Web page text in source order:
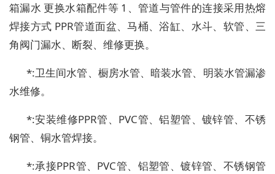
箱漏水 更换水箱配件等 1、管道与管件的连接采用热熔
焊接方式 PPR管道面盆、马桶、浴缸、水斗、软管、三
角阀门漏水、断裂、维修更换。
*:卫生间水管、橱房水管、暗装水管、明装水管漏渗
水维修。
*:安装维修PPR管、PVC管、铝塑管、镀锌管、不锈
钢管、铜水管焊接。
*:承接PPR管、PVC管、铝塑管、镀锌管、不锈钢管